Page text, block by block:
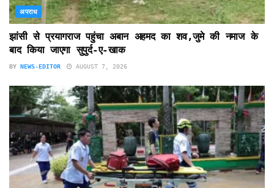
अपराध
झांसी से प्रयागराज पहुंचा अबान अहमद का शव,जुमे की नमाज के
बाद किया जाएगा सुपुर्द-ए-खाक
BY NEWS-EDITOR AUGUST 7, 2026